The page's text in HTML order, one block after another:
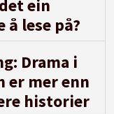
ein
å lese på?
Drama i
er mer enn
historier